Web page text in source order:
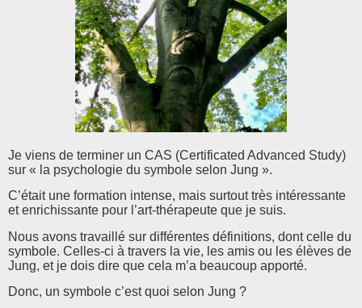
Je viens de terminer un CAS (Certificated Advanced Study)
sur « la psychologie du symbole selon Jung ».
C’était une formation intense, mais surtout très intéressante
et enrichissante pour l’art-thérapeute que je suis.
Nous avons travaillé sur différentes définitions, dont celle du
symbole. Celles-ci à travers la vie, les amis ou les élèves de
Jung, et je dois dire que cela m’a beaucoup apporté.
Donc, un symbole c’est quoi selon Jung ?